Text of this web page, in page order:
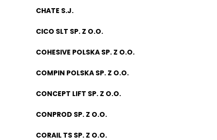
CHATE S.J.
CICO SLT SP. Z O.O.
COHESIVE POLSKA SP. Z O.O.
COMPIN POLSKA SP. Z O.O.
CONCEPT LIFT SP. Z O.O.
CONPROD SP. Z O.O.
CORAIL TS SP. Z O.O.